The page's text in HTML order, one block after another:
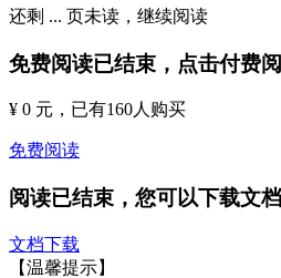
还剩 ... 页未读， 继续阅读
免费阅读已结束，点击付费
¥ 0 元 ，已有160人购买
免费阅读
阅读已结束，您可以下载文
文档下载
【温馨提示】